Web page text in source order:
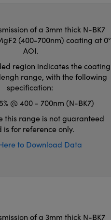
of a 3mm thick N-BK7
(400-700nm) coating at 0°
AOI.
region indicates the coating
range, with the following
specification:
@ 400 - 700nm (N-BK7)
this range is not guaranteed
is for reference only.
to Download Data
of a 3mm thick N-BK7